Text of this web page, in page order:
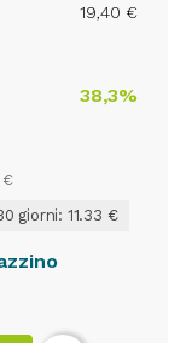
19,40 €
38,3%
€
giorni: 11.33 €